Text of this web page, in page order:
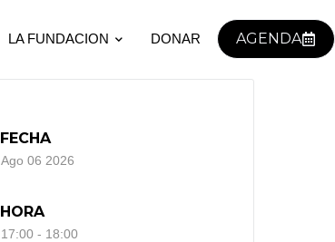
LA FUNDACION DONAR AGENDA
FECHA
Ago 06 2026
HORA
17:00 - 18:00